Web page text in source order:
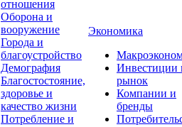
отношения
Оборона и
вооружение
Города и
благоустройство
Демография
Благостостояние,
здоровье и
качество жизни
Потребление и
Экономика
Инвестиции
рынок
Компании и
бренды